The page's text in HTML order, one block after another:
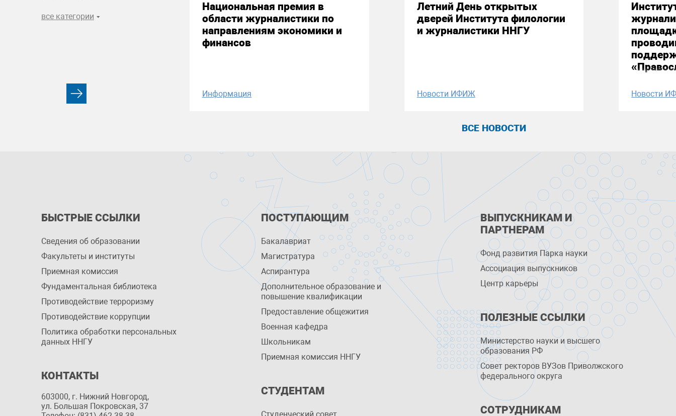
все категории
Национальная премия в
области журналистики по
направлениям экономики и
финансов
Информация
Летний День открытых
дверей Института филологии
и журналистики ННГУ
Новости ИФИЖ Новости
ВСЕ НОВОСТИ
БЫСТРЫЕ ССЫЛКИ
Сведения об образовании
Факультеты и институты
Приемная комиссия
Фундаментальная библиотека
Противодействие терроризму
Противодействие коррупции
Политика обработки персональных
данных ННГУ
КОНТАКТЫ
603000, г. Нижний Новгород,
ул. Большая Покровская, 37
ПОСТУПАЮЩИМ
Бакалавриат
Магистратура
Аспирантура
Дополнительное образование и
повышение квалификации
Предоставление общежития
Военная кафедра
Школьникам
Приемная комиссия ННГУ
СТУДЕНТАМ
ВЫПУСКНИКАМ И
ПАРТНЕРАМ
Фонд развития Парка науки
Ассоциация выпускников
Центр карьеры
ПОЛЕЗНЫЕ ССЫЛКИ
Министерство науки и высшего
образования РФ
Совет ректоров ВУЗов Приволжского
федерального округа
СОТРУДНИКАМ